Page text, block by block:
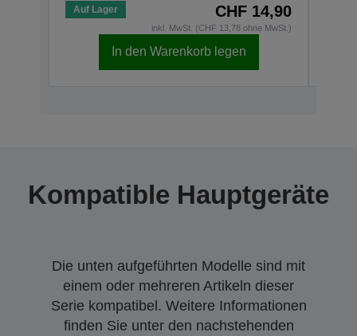
Auf Lager CHF 14,90
inkl. MwSt. (CHF 13,78 ohne MwSt.)
In den Warenkorb legen
Kompatible Hauptgeräte
Die unten aufgeführten Modelle sind mit
einem oder mehreren Artikeln dieser
Serie kompatibel. Weitere Informationen
finden Sie unter den nachstehenden